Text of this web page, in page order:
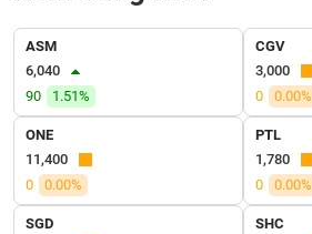
ASM
6,040
90
1.51%
CGV
3,000
0
0.00%
ONE
11,400
0
0.00%
PTL
1,780
0
0.00%
SGD
SHC
YẾU
CHĂM
SÓC
SỨC
KHỎE